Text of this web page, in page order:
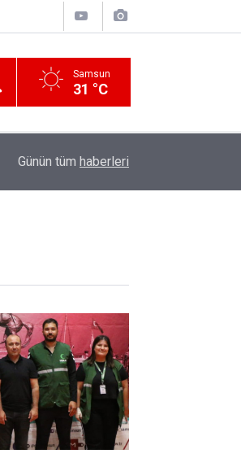
Samsun
31 °C
cinayetin şüphelisi Trabzon'da
Günün tüm haberleri